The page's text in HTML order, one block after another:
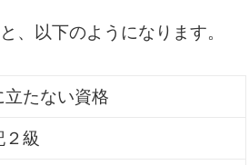
、以下のようになります。
立たない資格
級